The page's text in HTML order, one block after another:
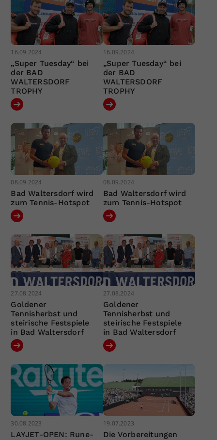
16.09.2024
„Super Tuesday“ bei
der BAD
WALTERSDORF
TROPHY
16.09.2024
„Super Tuesday“ bei
der BAD
WALTERSDORF
TROPHY
08.09.2024
Bad Waltersdorf wird
zum Tennis-Hotspot
08.09.2024
Bad Waltersdorf wird
zum Tennis-Hotspot
27.08.2024
Goldener
Tennisherbst und
steirische Festspiele
in Bad Waltersdorf
27.08.2024
Goldener
Tennisherbst und
steirische Festspiele
in Bad Waltersdorf
30.08.2023
LAYJET-OPEN: Rune-
19.07.2023
Die Vorbereitungen